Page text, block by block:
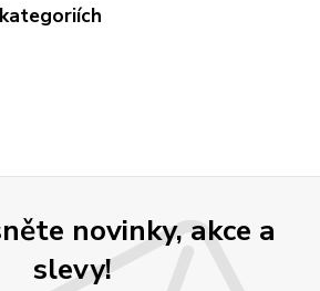
novinky, akce a
slevy!